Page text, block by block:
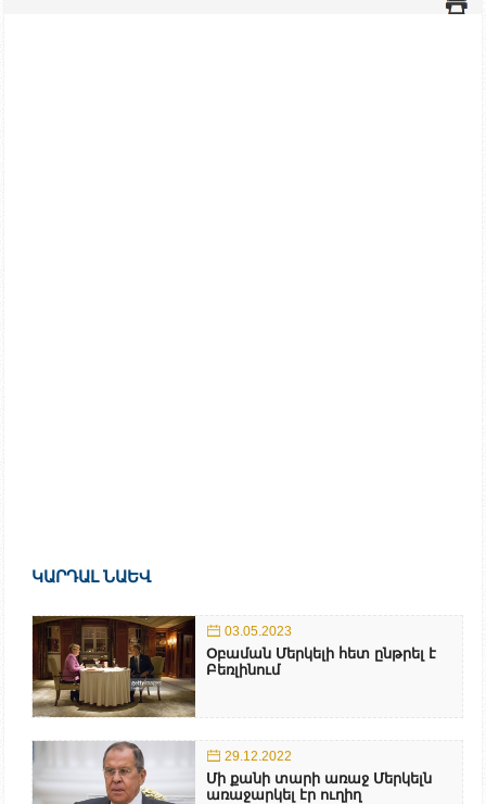
ԿԱՐԴԱԼ ՆԱԵՎ
03.05.2023
Օբաման Մերկելի հետ ընթրել է
Բեռլինում
29.12.2022
Մի քանի տարի առաջ Մերկելն
առաջարկել էր ուղիղ